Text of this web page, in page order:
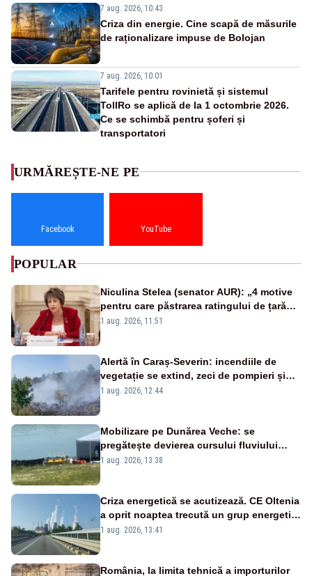
7 aug. 2026, 10:43
Criza din energie. Cine scapă de măsurile
de raționalizare impuse de Bolojan
7 aug. 2026, 10:01
Tarifele pentru rovinietă și sistemul
TollRo se aplică de la 1 octombrie 2026.
Ce se schimbă pentru șoferi și
transportatori
URMĂREȘTE-NE PE
Facebook YouTube
POPULAR
Niculina Stelea (senator AUR): „4 motive
pentru care păstrarea ratingului de țară
nu este o reușită pentru Guvernul
1 aug. 2026, 11:51
Alertă în Caraș-Severin: incendiile de
vegetație se extind, zeci de pompieri și
silvicultori se luptă cu flăcările - VIDEO
1 aug. 2026, 12:44
Mobilizare pe Dunărea Veche: se
pregătește devierea cursului fluviului
către Cernavodă – VIDEO
1 aug. 2026, 13:38
Criza energetică se acutizează. CE Oltenia
a oprit noaptea trecută un grup energetic
de la Rovinari
1 aug. 2026, 13:41
România, la limita tehnică a importurilor